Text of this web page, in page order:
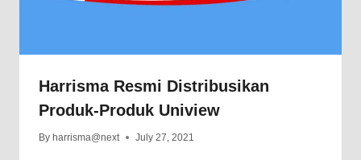
Harrisma Resmi Distribusikan
Produk-Produk Uniview
By harrisma@next July 27, 2021